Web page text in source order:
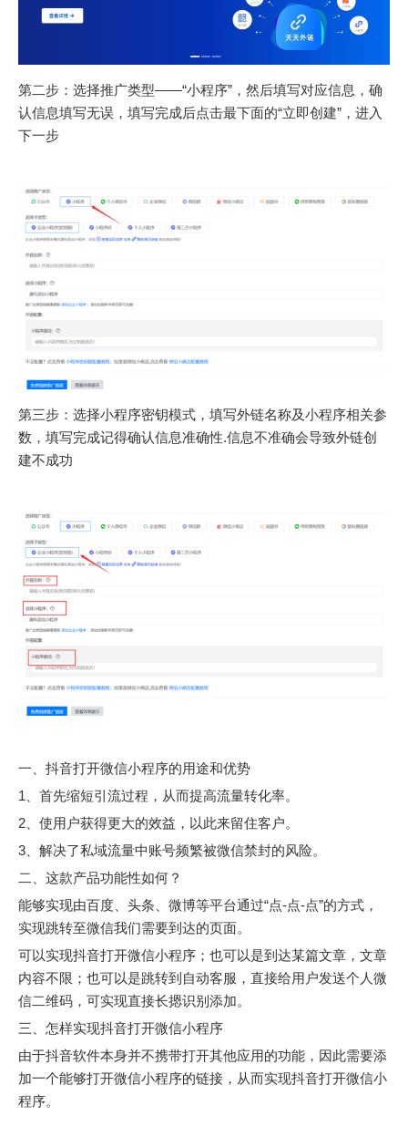
第二步：选择推广类型——“小程序”，然后填写对应信息，确
认信息填写无误，填写完成后点击最下面的“立即创建”，进入
下一步
第三步：选择小程序密钥模式，填写外链名称及小程序相关参
数，填写完成记得确认信息准确性.信息不准确会导致外链创
建不成功
一、抖音打开微信小程序的用途和优势
1、首先缩短引流过程，从而提高流量转化率。
2、使用户获得更大的效益，以此来留住客户。
3、解决了私域流量中账号频繁被微信禁封的风险。
二、这款产品功能性如何？
能够实现由百度、头条、微博等平台通过“点-点-点”的方式，
实现跳转至微信我们需要到达的页面。
可以实现抖音打开微信小程序；也可以是到达某篇文章，文章
内容不限；也可以是跳转到自动客服，直接给用户发送个人微
信二维码，可实现直接长摁识别添加。
三、怎样实现抖音打开微信小程序
由于抖音软件本身并不携带打开其他应用的功能，因此需要添
加一个能够打开微信小程序的链接，从而实现抖音打开微信小
程序。